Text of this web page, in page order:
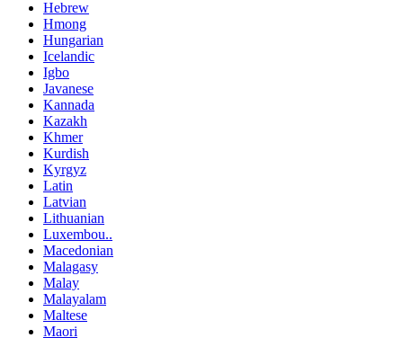
Hebrew
Hmong
Hungarian
Icelandic
Igbo
Javanese
Kannada
Kazakh
Khmer
Kurdish
Kyrgyz
Latin
Latvian
Lithuanian
Luxembou..
Macedonian
Malagasy
Malay
Malayalam
Maltese
Maori